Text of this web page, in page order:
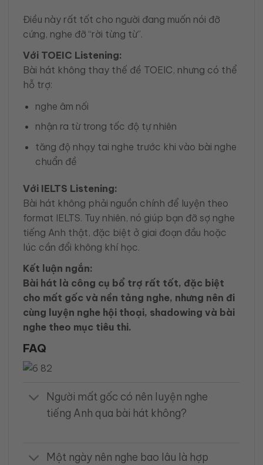
Điều này rất tốt cho người đang muốn nói đỡ
cứng, nghe đỡ “rời từng từ”.
Với TOEIC Listening:
Bài hát không thay thế đề TOEIC, nhưng có thể
hỗ trợ:
nghe âm nối
nhận ra từ trong tốc độ tự nhiên
tăng độ nhạy tai nghe trước khi vào bài nghe
chuẩn đề
Với IELTS Listening:
Bài hát không phải nguồn chính để luyện theo
format IELTS. Tuy nhiên, nó giúp bạn đỡ sợ nghe
tiếng Anh thật, đặc biệt ở giai đoạn đầu hoặc
lúc cần đổi không khí học.
Kết luận ngắn:
Bài hát là công cụ bổ trợ rất tốt, đặc biệt
cho mất gốc và nền tảng nghe, nhưng nên đi
cùng luyện nghe hội thoại, shadowing và bài
nghe theo mục tiêu thi.
FAQ
Người mất gốc có nên luyện nghe
tiếng Anh qua bài hát không?
Một ngày nên nghe bao lâu là hợp